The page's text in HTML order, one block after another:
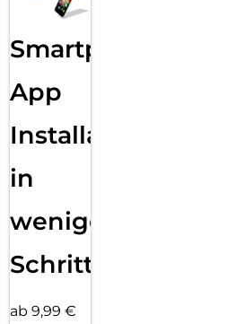
Smartphone
App
Installation
in
wenigen
Schritten
ab 9,99 €